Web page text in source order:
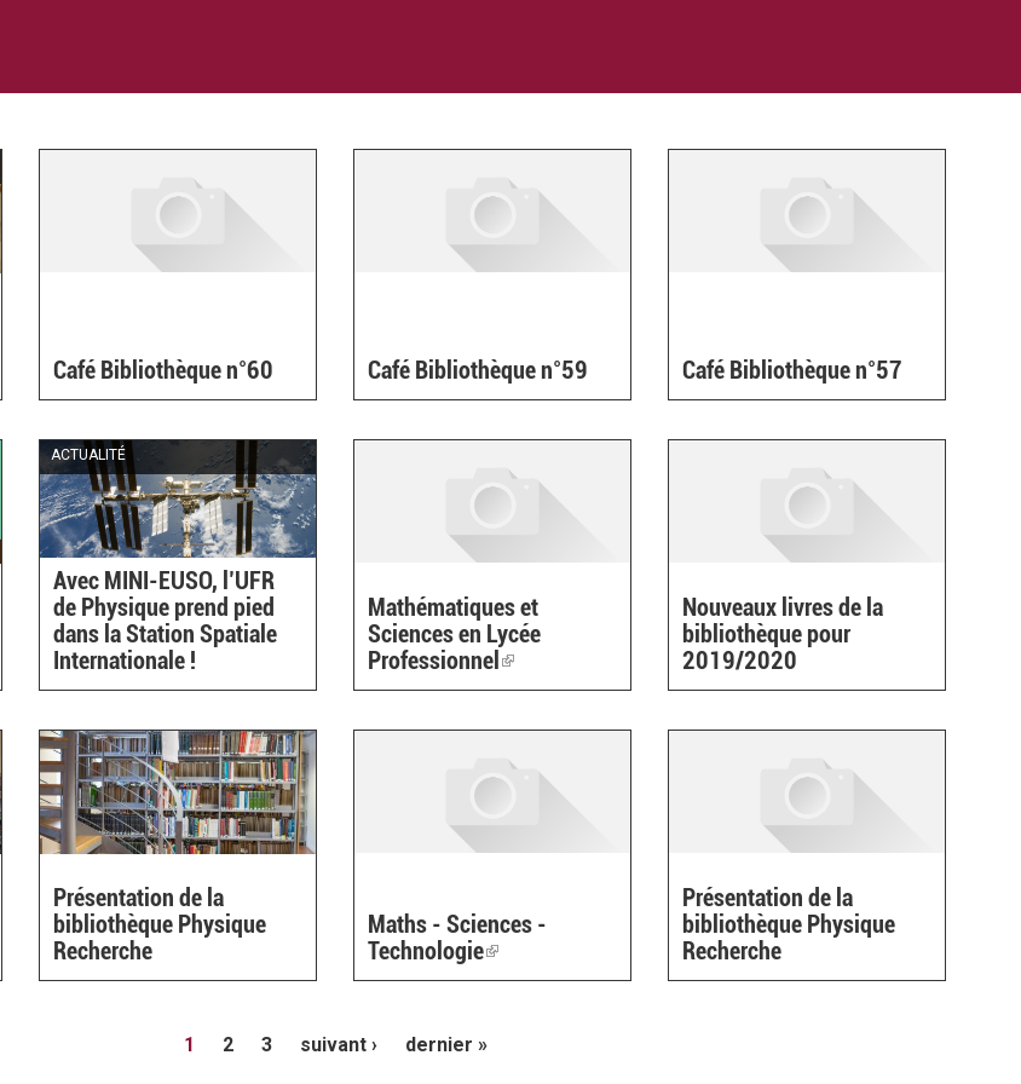
Café Bibliothèque n°60 Café Bibliothèque n°59 Café Bibliothèque n°57
ACTUALITÉ
Avec MINI-EUSO, l’UFR
de Physique prend pied
dans la Station Spatiale
Internationale !
Mathématiques et
Sciences en Lycée
Professionnel (link
is
Nouveaux livres de la
bibliothèque pour
2019/2020
Présentation de la
bibliothèque Physique
Recherche
Maths - Sciences -
Technologie(link
is
Présentation de la
bibliothèque Physique
Recherche
1 2 3 suivant › dernier »